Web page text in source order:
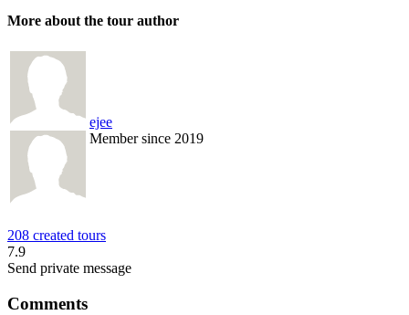
More about the tour author
ejee
Member since 2019
208 created tours
7.9
Send private message
Comments